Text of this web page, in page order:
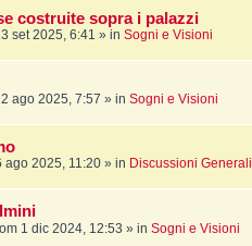
costruite sopra i palazzi
set 2025, 6:41 » in Sogni e Visioni
ago 2025, 7:57 » in Sogni e Visioni
ago 2025, 11:20 » in Discussioni Generali
1 dic 2024, 12:53 » in Sogni e Visioni